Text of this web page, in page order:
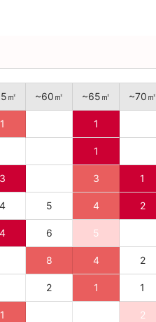
㎡ ~60㎡ ~65㎡ ~70㎡
1 1
1
3 3 1
4 5 4 2
4 6 5
8 4 2
2 1 1
1 2